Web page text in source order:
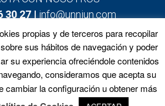
propias y de terceros para recopilar
sus hábitos de navegación y poder
su experiencia ofreciéndole contenidos
consideramos que acepta su
cambiar la configuración u obtener más
30 27 |info@unniun.com
Equipo
Noticias
Contacto